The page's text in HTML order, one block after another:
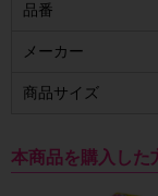
品番
メーカー
商品サイズ
本商品を購入した